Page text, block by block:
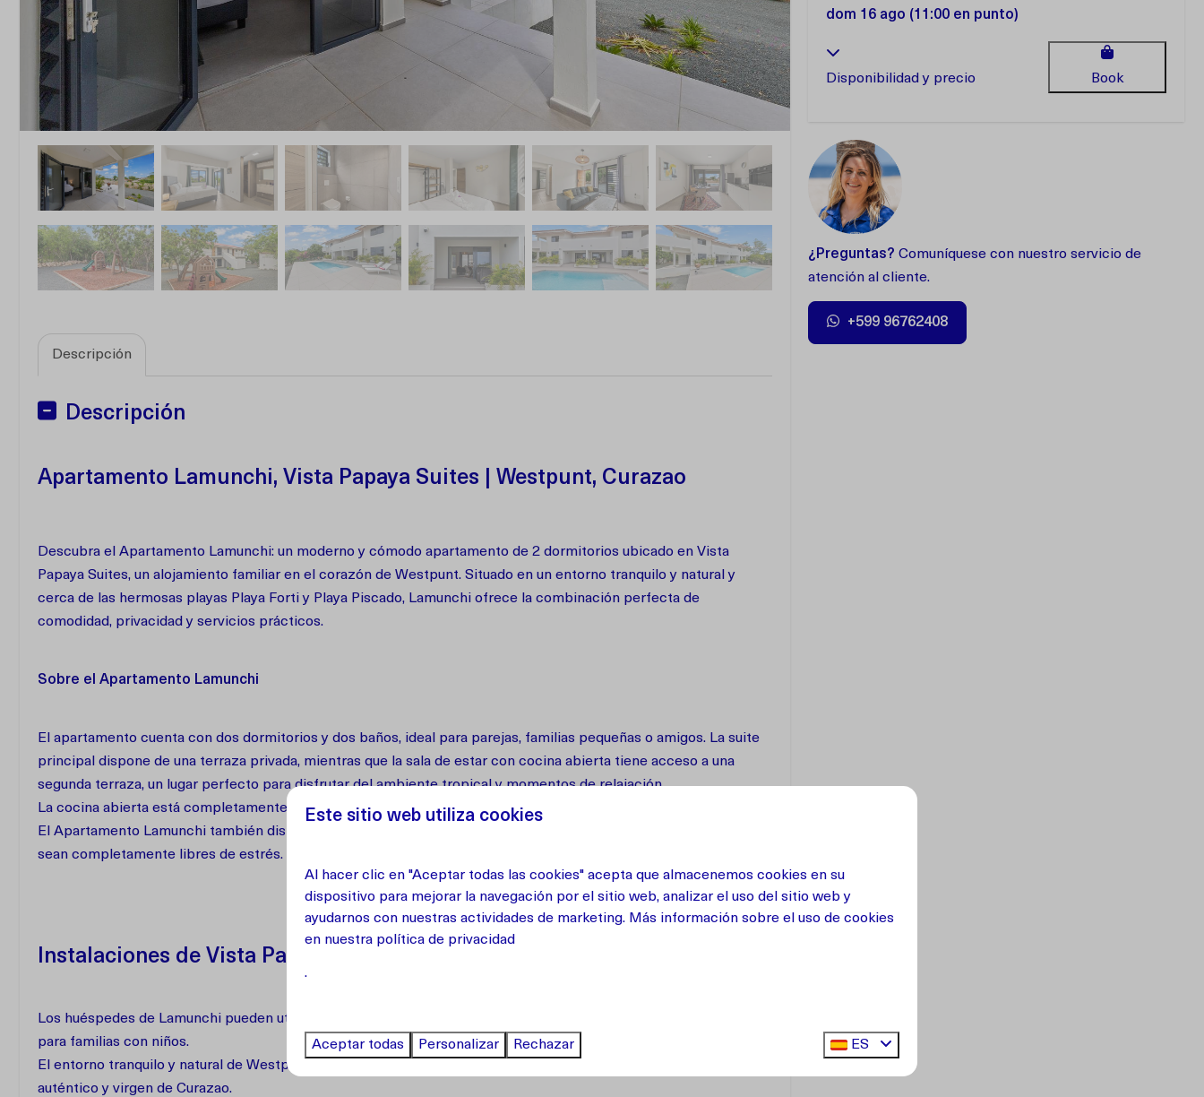
Descripción
Descripción
Apartamento Lamunchi, Vista Papaya Suites | Westpunt, Curazao
Descubra el Apartamento Lamunchi: un moderno y cómodo apartamento de 2 dormitorios ubicado en Vista
Papaya Suites, un alojamiento familiar en el corazón de Westpunt. Situado en un entorno tranquilo y natural y
cerca de las hermosas playas Playa Forti y Playa Piscado, Lamunchi ofrece la combinación perfecta de
comodidad, privacidad y servicios prácticos.
Sobre el Apartamento Lamunchi
El apartamento cuenta con dos dormitorios y dos baños, ideal para parejas, familias pequeñas o amigos. La suite
principal dispone de una terraza privada, mientras que la sala de estar con cocina abierta tiene acceso a una
segunda terraza, un lugar perfecto para disfrutar del ambiente tropical y momentos de relajación.
La cocina abierta está completamente equipada y ofrece todo lo necesario para preparar comidas fácilmente.
El Apartamento Lamunchi también dispone de estacionamiento en el lugar, lo que hace que la llegada y la salida
sean completamente libres de estrés.
Instalaciones de Vista Papaya Suites
Los huéspedes de Lamunchi pueden utilizar la piscina compartida y el área de juegos del complejo, perfectas
para familias con niños.
El entorno tranquilo y natural de Westpunt lo convierte en el punto de partida ideal para descubrir el lado
auténtico y virgen de Curazao.
dom 16 ago (11:00 en punto)
Disponibilidad y precio Book
¿Preguntas? Comuníquese con nuestro servicio de
atención al cliente.
+599 96762408
Este sitio web utiliza cookies
Al hacer clic en "Aceptar todas las cookies" acepta que almacenemos cookies en su
dispositivo para mejorar la navegación por el sitio web, analizar el uso del sitio web y
ayudarnos con nuestras actividades de marketing. Más información sobre el uso de cookies
en nuestra política de privacidad
.
Aceptar todas Personalizar Rechazar ES